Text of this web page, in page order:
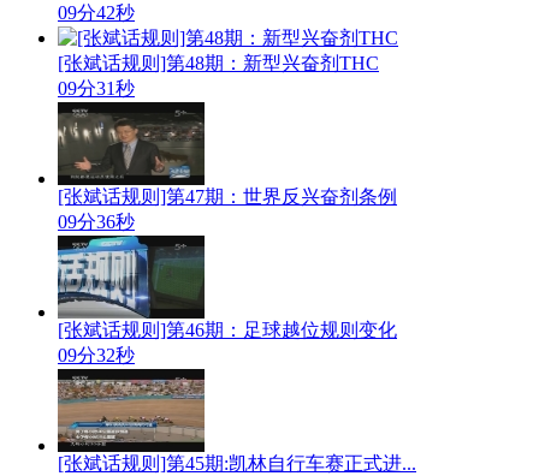
09分42秒
[张斌话规则]第48期：新型兴奋剂THC
09分31秒
[张斌话规则]第47期：世界反兴奋剂条例
09分36秒
[张斌话规则]第46期：足球越位规则变化
09分32秒
[张斌话规则]第45期:凯林自行车赛正式进...